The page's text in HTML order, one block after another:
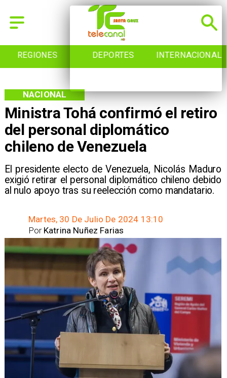
REGIONES DEPORTES INTERNACIONAL
Ministra Tohá confirmó el retiro
del personal diplomático
chileno de Venezuela
El presidente electo de Venezuela, Nicolás Maduro
exigió retirar el personal diplomático chileno debido
al nulo apoyo tras su reelección como mandatario.
NACIONAL
Martes, 30 De Julio De 2024 13:10
Katrina Nuñez Farias
Por